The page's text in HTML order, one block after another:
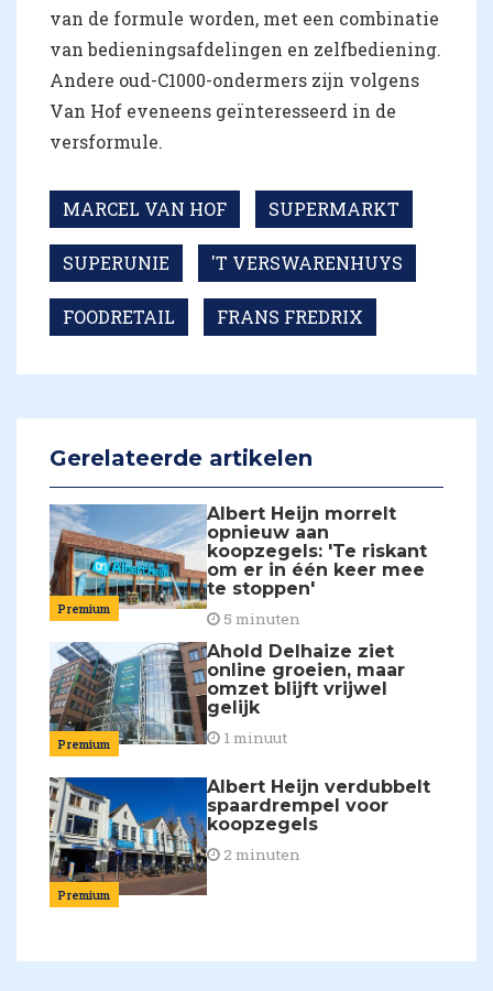
van de formule worden, met een combinatie
van bedieningsafdelingen en zelfbediening.
Andere oud-C1000-ondermers zijn volgens
Van Hof eveneens geïnteresseerd in de
versformule.
MARCEL VAN HOF SUPERMARKT
SUPERUNIE 'T VERSWARENHUYS
FOODRETAIL FRANS FREDRIX
Gerelateerde artikelen
Premium
Albert Heijn morrelt
opnieuw aan
koopzegels: 'Te riskant
om er in één keer mee
te stoppen'
5 minuten
Premium
Ahold Delhaize ziet
online groeien, maar
omzet blijft vrijwel
gelijk
1 minuut
Premium
Albert Heijn verdubbelt
spaardrempel voor
koopzegels
2 minuten